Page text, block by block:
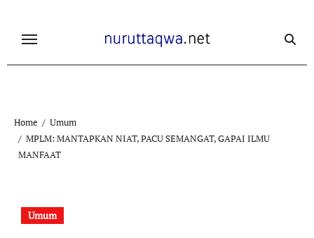
content
Home
Umum
MPLM: MANTAPKAN NIAT, PACU SEMANGAT, GAPAI ILMU
MANFAAT
Umum